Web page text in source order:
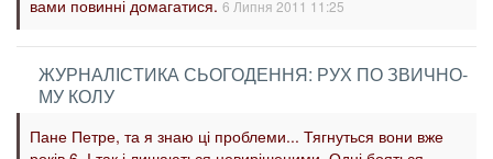
вами повинні домагатися. 6 Липня 2011 11:25
ЖУР­НА­ЛІС­ТИ­КА СЬО­ГО­ДЕН­НЯ: РУХ ПО ЗВИЧ­НО­
МУ КО­ЛУ
Пане Петре, та я знаю ці проблеми... Тягнуться вони вже